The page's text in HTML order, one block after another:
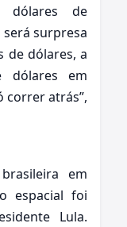
dólares de
surpresa
de dólares, a
dólares em
correr atrás”,
em
espacial foi
Lula.